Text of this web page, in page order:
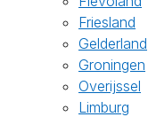
Friesland
Gelderland
Groningen
Overijssel
Limburg